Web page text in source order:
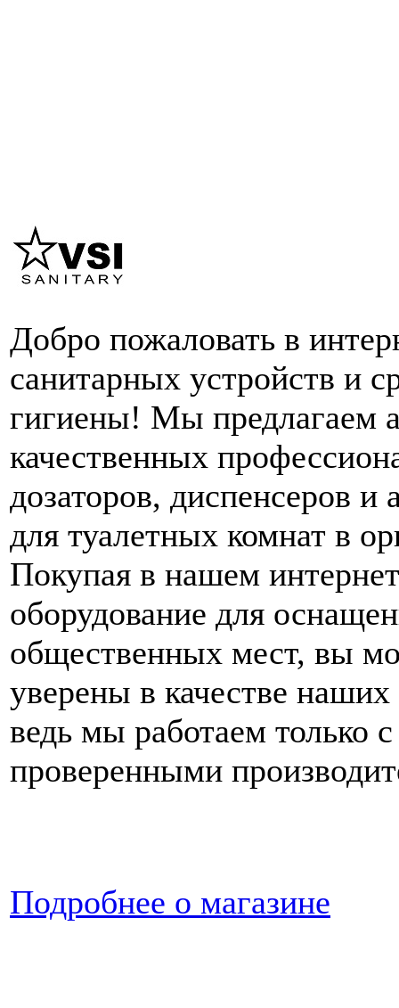
Добро пожаловать в
санитарных устройств и
гигиены! Мы предлагаем
качественных
дозаторов, диспенсеров и
для туалетных комнат в
Покупая в нашем
оборудование для
общественных мест, вы
уверены в качестве наших
ведь мы работаем только с
проверенными
Подробнее о магазине